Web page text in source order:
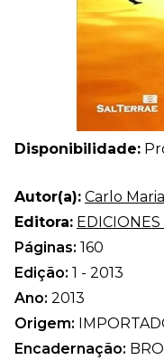
Disponibilidade:
Autor(a): Carlo
Editora:
Páginas: 160
Edição: 1 - 2013
Ano: 2013
Origem:
Encadernação: